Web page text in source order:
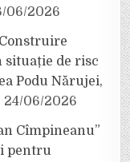
06/2026
situație de risc
Podu Nărujei,
24/06/2026
Cîmpineanu”
pentru